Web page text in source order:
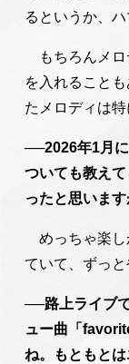
るというか、
もちろんメロ
を入れること
たメロディは特
──2026年1月
ついても教え
ったと思いま
めっちゃ楽し
ていて、ずっと
──路上ライブ
ュー曲「
ね。もともとは